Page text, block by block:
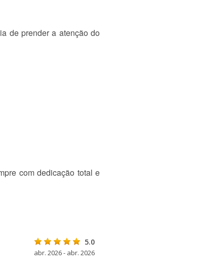
de prender a atenção do
com dedicação total e
5.0
abr. 2026 - abr. 2026